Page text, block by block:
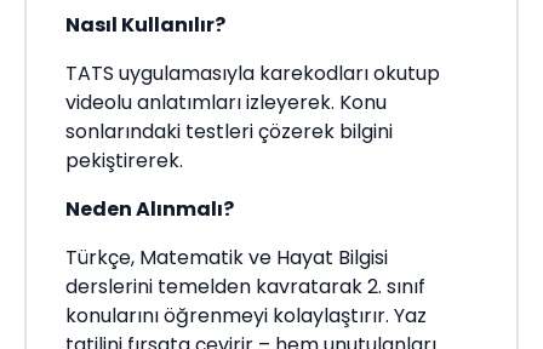
Nasıl Kullanılır?
TATS uygulamasıyla karekodları okutup
videolu anlatımları izleyerek. Konu
sonlarındaki testleri çözerek bilgini
pekiştirerek.
Neden Alınmalı?
Türkçe, Matematik ve Hayat Bilgisi
derslerini temelden kavratarak 2. sınıf
konularını öğrenmeyi kolaylaştırır. Yaz